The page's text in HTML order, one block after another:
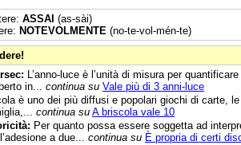
ASSAI (as-sài)
NOTEVOLMENTE (no-te-vol-mén-te)
L’anno-luce è l’unità di misura per
in... continua su Vale più di 3 anni-luce
è uno dei più diffusi e popolari giochi di carte,
continua su A briscola vale 10
Per quanto possa essere soggetta ad
a due... continua su È propria di certi